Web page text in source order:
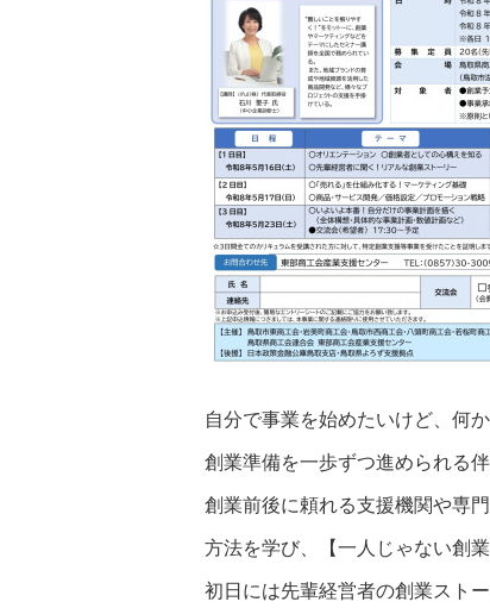
自分で事業を始めたいけど、何
創業準備を一歩ずつ進められる
創業前後に頼れる支援機関や専
方法を学び、【一人じゃない創業
初日には先輩経営者の創業スト